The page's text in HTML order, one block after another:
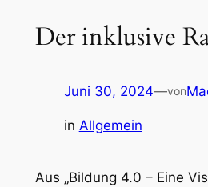
Der inklusive
Juni 30, 2024—von
in Allgemein
Aus „Bildung 4.0 – Eine